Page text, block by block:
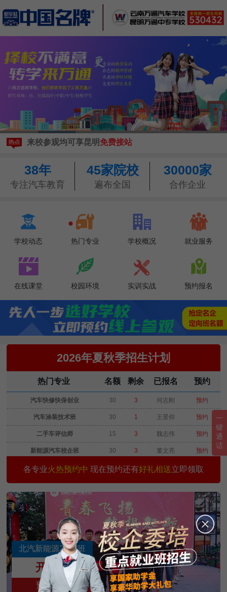
现在报名享3500元助学金
来校参观均可享昆明免费接站
享3500元助学金
来校参观均可享昆明免费接站
预约参观学校，可 享报销路费
38年
专注汽车教育
45家院校
遍布全国
30000家
合作企业

学校动态

热门专业

学校概况

就业服务

在线课堂

校园环境

实训实战

预约报名
2026年夏秋季招生计划
热门专业 名额 剩余 已报名 预约
汽车快修快保创业 30 3 何志刚 预约
汽车涂装技术班 30 1 王景仰 预约
二手车评估师 15 3 魏志伟 预约
新能源汽车校企班 30 3 董文亮 预约
城轨交通与汽车商务 30 6 刘雨涛 预约
汽车智能检测与运营 30 3 王国祥 预约
5G智能网联汽车技术 王 涛 预约
新能源汽车校企班 30 3 罗 晋 预约
汽车新能源专修 30 3 王爱因 预约
美容快修店长班 30 3 孙 琴 预约
各专业火热预约中 现在预约还有好礼相送立即领取
北汽新能源2403班
开班中
预约名额
一
键
通
话